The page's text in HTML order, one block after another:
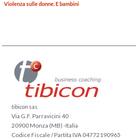
Violenza sulle donne. E bambini
tibicon sas
Via G.F. Parravicini 40
20900 Monza (MB) -Italia
Codice Fiscale / Partita IVA 04772190965